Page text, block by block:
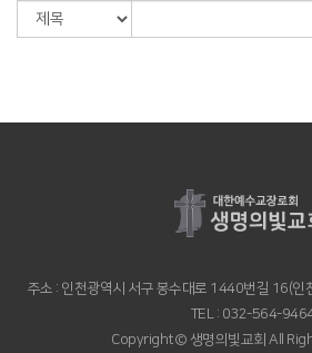
주소 : 인천광역시 서구 봉수대로 1440번길 16(
TEL : 032-564-
Copyright© 생명의빛교회 All